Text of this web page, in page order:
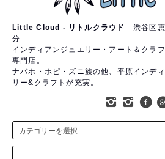
Little Cloud - リトルクラウド - 渋谷区
分
インディアンジュエリー・アート＆クラ
専門店。
ナバホ・ホピ・ズニ族の他、平原インデ
リー&クラフトが充実。